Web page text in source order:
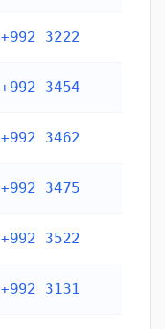
+992 3222
+992 3454
+992 3462
+992 3475
+992 3522
+992 3131